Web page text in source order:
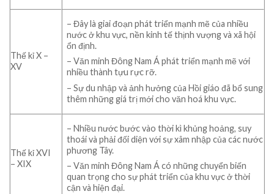
Thế kỉ X –
XV
– Đây là giai đoạn phát triển mạnh mẽ của nhiều
nước ở khu vực, nền kinh tế thịnh vượng và xã hội
ổn định.
– Văn minh Đông Nam Á phát triển mạnh mẽ với
nhiều thành tựu rực rỡ.
– Sự du nhập và ảnh hưởng của Hồi giáo đã bổ sung
thêm những giá trị mới cho văn hoá khu vực.
Thế kỉ XVI
– XIX
– Nhiều nước bước vào thời kì khủng hoảng, suy
thoái và phải đối diện với sự xâm nhập của các nước
phương Tây.
– Văn minh Đông Nam Á có những chuyển biến
quan trọng cho sự phát triển của khu vực ở thời
cận và hiện đại.